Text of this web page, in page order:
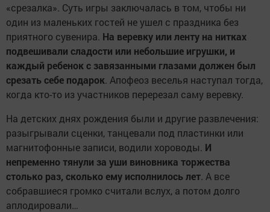
«срезалка». Суть игры заключалась в том, чтобы ни
один из маленьких гостей не ушел с праздника без
приятного сувенира. На веревку или ленту на нитках
подвешивали сладости или небольшие игрушки, и
каждый ребенок с завязанными глазами должен был
срезать себе подарок. Апофеоз веселья наступал тогда,
когда кто-то из участников перерезал саму веревку.
На детских днях рождения были и другие развлечения:
разыгрывали сценки, танцевали под пластинки или
магнитофонные записи, водили хороводы. И
непременно тянули за уши виновника торжества
столько раз, сколько ему исполнилось лет. А все
собравшиеся громко считали вслух, а потом долго
аплодировали…